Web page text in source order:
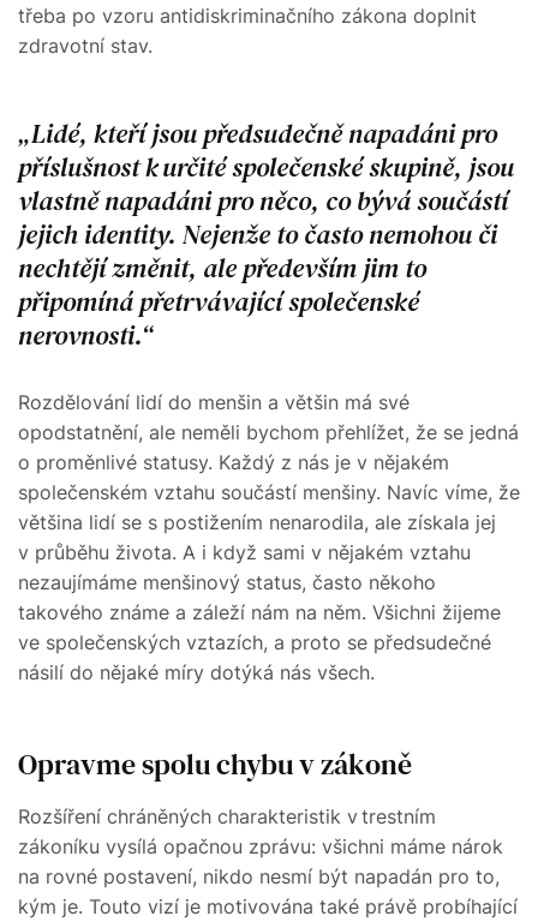
třeba po vzoru antidiskriminačního zákona doplnit
zdravotní stav.
Lidé, kteří jsou předsudečně napadáni pro
příslušnost k určité společenské skupině, jsou
vlastně napadáni pro něco, co bývá součástí
jejich identity. Nejenže to často nemohou či
nechtějí změnit, ale především jim to
připomíná přetrvávající společenské
nerovnosti.
Rozdělování lidí do menšin a většin má své
opodstatnění, ale neměli bychom přehlížet, že se jedná
o proměnlivé statusy. Každý z nás je v nějakém
společenském vztahu součástí menšiny. Navíc víme, že
většina lidí se s postižením nenarodila, ale získala jej
v průběhu života. A i když sami v nějakém vztahu
nezaujímáme menšinový status, často někoho
takového známe a záleží nám na něm. Všichni žijeme
ve společenských vztazích, a proto se předsudečné
násilí do nějaké míry dotýká nás všech.
Opravme spolu chybu v zákoně
Rozšíření chráněných charakteristik v trestním
zákoníku vysílá opačnou zprávu: všichni máme nárok
na rovné postavení, nikdo nesmí být napadán pro to,
kým je. Touto vizí je motivována také právě probíhající